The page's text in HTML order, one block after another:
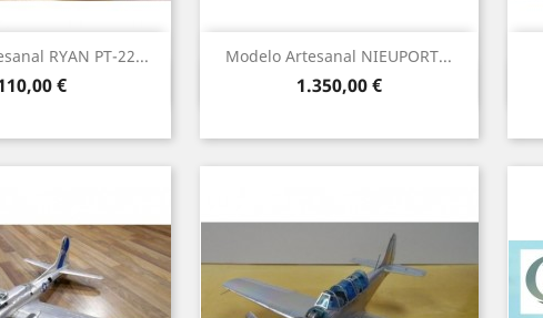
RYAN PT-22...
€
rápida
Modelo Artesanal NIEUPORT...
Precio
1.350,00 €
Vista rápida